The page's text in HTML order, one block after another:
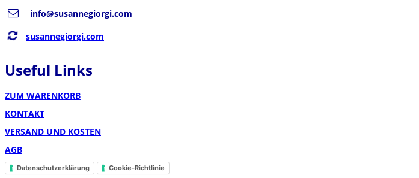
info@susannegiorgi.com
susannegiorgi.com
Useful Links
ZUM WARENKORB
KONTAKT
VERSAND UND KOSTEN
AGB
Datenschutzerklärung Cookie-Richtlinie